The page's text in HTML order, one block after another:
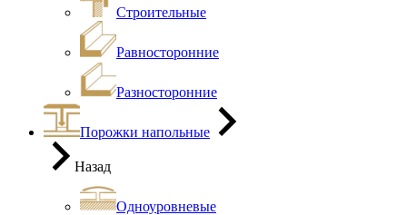
Строительные
Равносторонние
Разносторонние
Порожки напольные
Назад
Одноуровневые